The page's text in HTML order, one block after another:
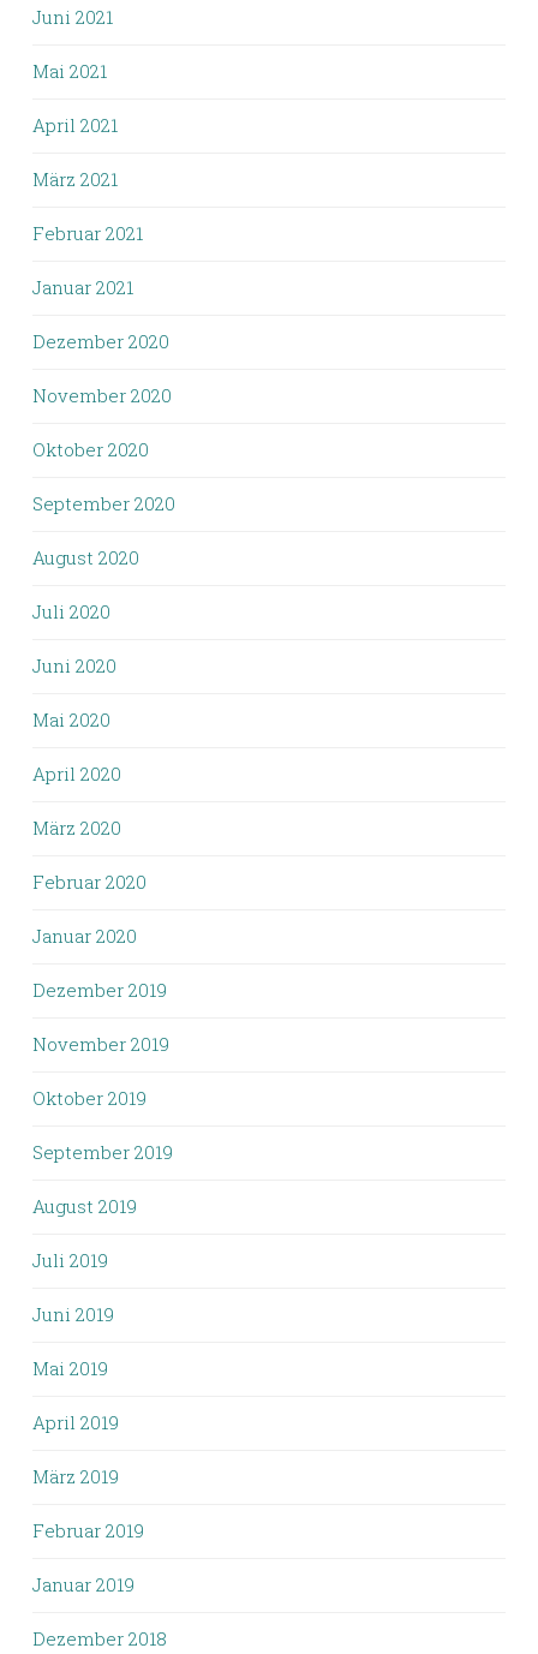
Juni 2021
Mai 2021
April 2021
März 2021
Februar 2021
Januar 2021
Dezember 2020
November 2020
Oktober 2020
September 2020
August 2020
Juli 2020
Juni 2020
Mai 2020
April 2020
März 2020
Februar 2020
Januar 2020
Dezember 2019
November 2019
Oktober 2019
September 2019
August 2019
Juli 2019
Juni 2019
Mai 2019
April 2019
März 2019
Februar 2019
Januar 2019
Dezember 2018